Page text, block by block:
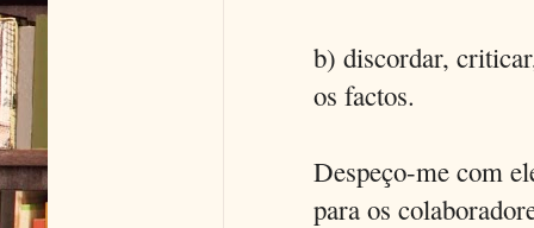
b) discordar,
os factos.
Despeço-me com
para os